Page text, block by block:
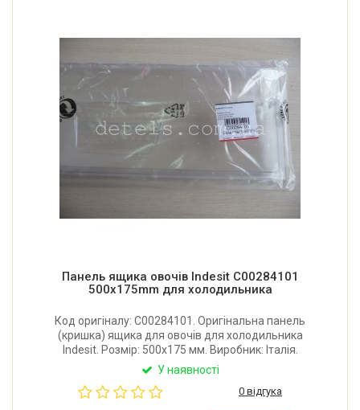
Панель ящика овочів Indesit C00284101
500x175mm для холодильника
Код оригіналу: C00284101. Оригінальна панель
(кришка) ящика для овочів для холодильника
Indesit. Розмір: 500x175 мм. Виробник: Італія.
У наявності
0 відгука